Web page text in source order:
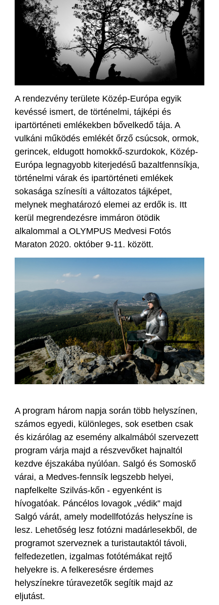
A rendezvény területe Közép-Európa egyik
kevéssé ismert, de történelmi, tájképi és
ipartörténeti emlékekben bővelkedő tája. A
vulkáni működés emlékét őrző csúcsok, ormok,
gerincek, eldugott homokkő-szurdokok, Közép-
Európa legnagyobb kiterjedésű bazaltfennsíkja,
történelmi várak és ipartörténeti emlékek
sokasága színesíti a változatos tájképet,
melynek meghatározó elemei az erdők is. Itt
kerül megrendezésre immáron ötödik
alkalommal a OLYMPUS Medvesi Fotós
Maraton 2020. október 9-11. között.
A program három napja során több helyszínen,
számos egyedi, különleges, sok esetben csak
és kizárólag az esemény alkalmából szervezett
program várja majd a részvevőket hajnaltól
kezdve éjszakába nyúlóan. Salgó és Somoskő
várai, a Medves-fennsík legszebb helyei,
napfelkelte Szilvás-kőn - egyenként is
hívogatóak. Páncélos lovagok „védik” majd
Salgó várát, amely modellfotózás helyszíne is
lesz. Lehetőség lesz fotózni madárlesekből, de
programot szerveznek a turistautaktól távoli,
felfedezetlen, izgalmas fotótémákat rejtő
helyekre is. A felkeresésre érdemes
helyszínekre túravezetők segítik majd az
eljutást.